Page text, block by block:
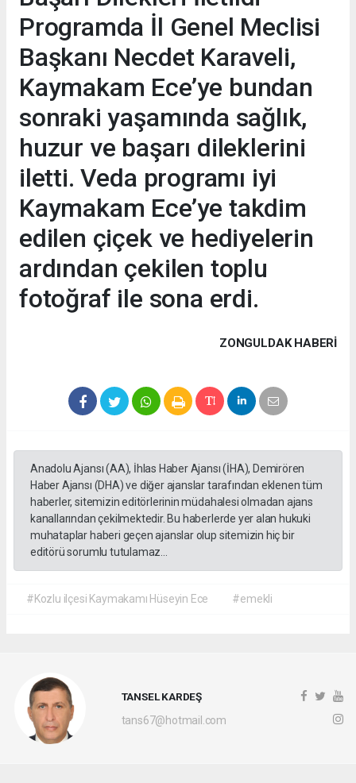
Programda İl Genel Meclisi
Başkanı Necdet Karaveli,
Kaymakam Ece’ye bundan
sonraki yaşamında sağlık,
huzur ve başarı dileklerini
iletti. Veda programı iyi
Kaymakam Ece’ye takdim
edilen çiçek ve hediyelerin
ardından çekilen toplu
fotoğraf ile sona erdi.
ZONGULDAK HABERİ
Anadolu Ajansı (AA), İhlas Haber Ajansı (İHA), Demirören
Haber Ajansı (DHA) ve diğer ajanslar tarafından eklenen tüm
haberler, sitemizin editörlerinin müdahalesi olmadan ajans
kanallarından çekilmektedir. Bu haberlerde yer alan hukuki
muhataplar haberi geçen ajanslar olup sitemizin hiç bir
editörü sorumlu tutulamaz...
#Kozlu ilçesi Kaymakamı Hüseyin Ece #emekli
TANSEL KARDEŞ
tans67@hotmail.com